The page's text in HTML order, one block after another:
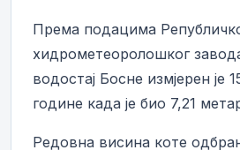
Према подацима
хидрометеоролошког
водостај Босне измјерен је
године када је био 7,21
Редовна висина коте